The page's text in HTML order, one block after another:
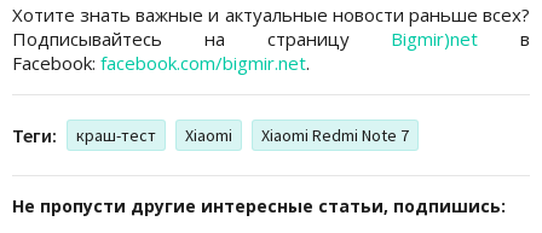
Хотите знать важные и актуальные новости раньше всех?
Подписывайтесь на страницу Bigmir)net в
Facebook: facebook.com/bigmir.net.
Теги: краш-тест Xiaomi Xiaomi Redmi Note 7
Не пропусти другие интересные статьи, подпишись: